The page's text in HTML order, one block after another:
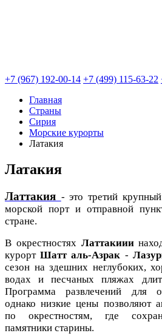
+7 (967) 192-00-14 +7 (499) 115-63-22
Главная
Страны
Сирия
Морские курорты
Латакия
Латакия
Латтакия - это третий
морской порт и отправной
стране.
В окрестностях Латтакиии
курортШатт аль-Азрак -
сезон на здешних неглубоких,
водах и песчаных пляжах
Программа развлечений для
однако низкие цены позволяют
по окрестностям, где
памятники старины.